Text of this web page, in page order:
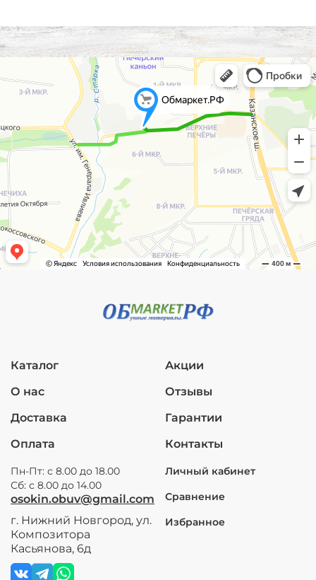
Каталог
О нас
Доставка
Оплата
Акции
Отзывы
Гарантии
Контакты
Пн-Пт: с 8.00 до 18.00
Сб: с 8.00 до 14.00
osokin.obuv@gmail.com
г. Нижний Новгород, ул.
Композитора
Касьянова, 6д
Личный кабинет
Сравнение
Избранное